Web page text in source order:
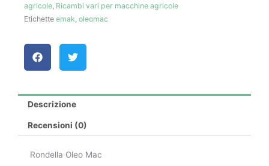
agricole, Ricambi vari per macchine agricole
Etichette emak, oleomac
Descrizione
Recensioni (0)
Rondella Oleo Mac